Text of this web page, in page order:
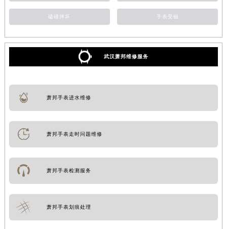
磕碰摔坏 手表受磁
武汉萧邦维修服务
萧邦手表进水维修
萧邦手表走时问题维修
萧邦手表检测服务
萧邦手表划痕处理